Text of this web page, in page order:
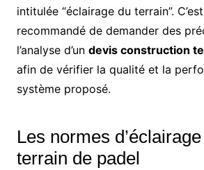
intitulée “éclairage du terrain”.
recommandé de demander des
l’analyse d’un devis construction
afin de vérifier la qualité et la
système proposé.
Les normes
terrain de padel